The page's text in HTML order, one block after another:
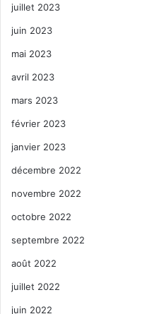
juillet 2023
juin 2023
mai 2023
avril 2023
mars 2023
février 2023
janvier 2023
décembre 2022
novembre 2022
octobre 2022
septembre 2022
août 2022
juillet 2022
juin 2022